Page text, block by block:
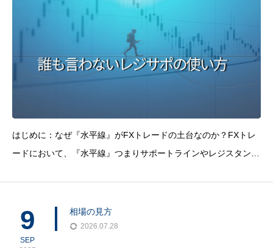
はじめに：なぜ『水平線』がFXトレードの土台なのか？FXトレ
ードにおいて、『水平線』つまりサポートラインやレジスタンス
ここがしっかりしていないと、どんな手法も絵に描いた餅になっ
てし
9
SEP
相場の見方
2026.07.28